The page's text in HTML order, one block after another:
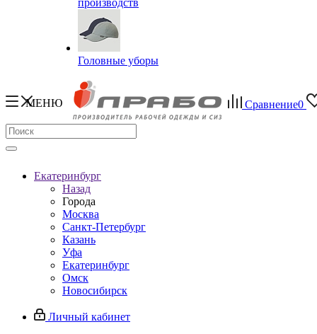
производств
Головные уборы
МЕНЮ Сравнение0
Екатеринбург
Назад
Города
Москва
Санкт-Петербург
Казань
Уфа
Екатеринбург
Омск
Новосибирск
Личный кабинет